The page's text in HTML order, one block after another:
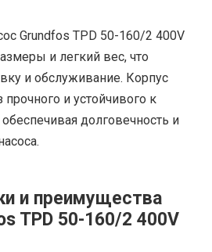
Grundfos TPD 50-160/2 400V
и легкий вес, что
и обслуживание. Корпус
прочного и устойчивого к
долговечность и
и преимущества
TPD 50-160/2 400V